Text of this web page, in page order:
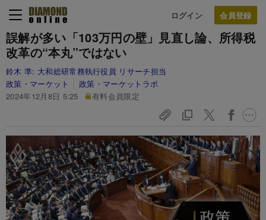
ログイン
誤解が多い「103万円の壁」見直し論、所得税
改革の“本丸”ではない
鈴木 準: 大和総研常務執行役員 リサーチ担当
政策・マーケット
政策・マーケットラボ
2024年12月8日 5:25
有料会員限定